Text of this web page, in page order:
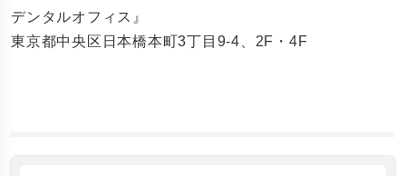
デンタルオフィス』
東京都中央区日本橋本町3丁目9-4、2F・4F